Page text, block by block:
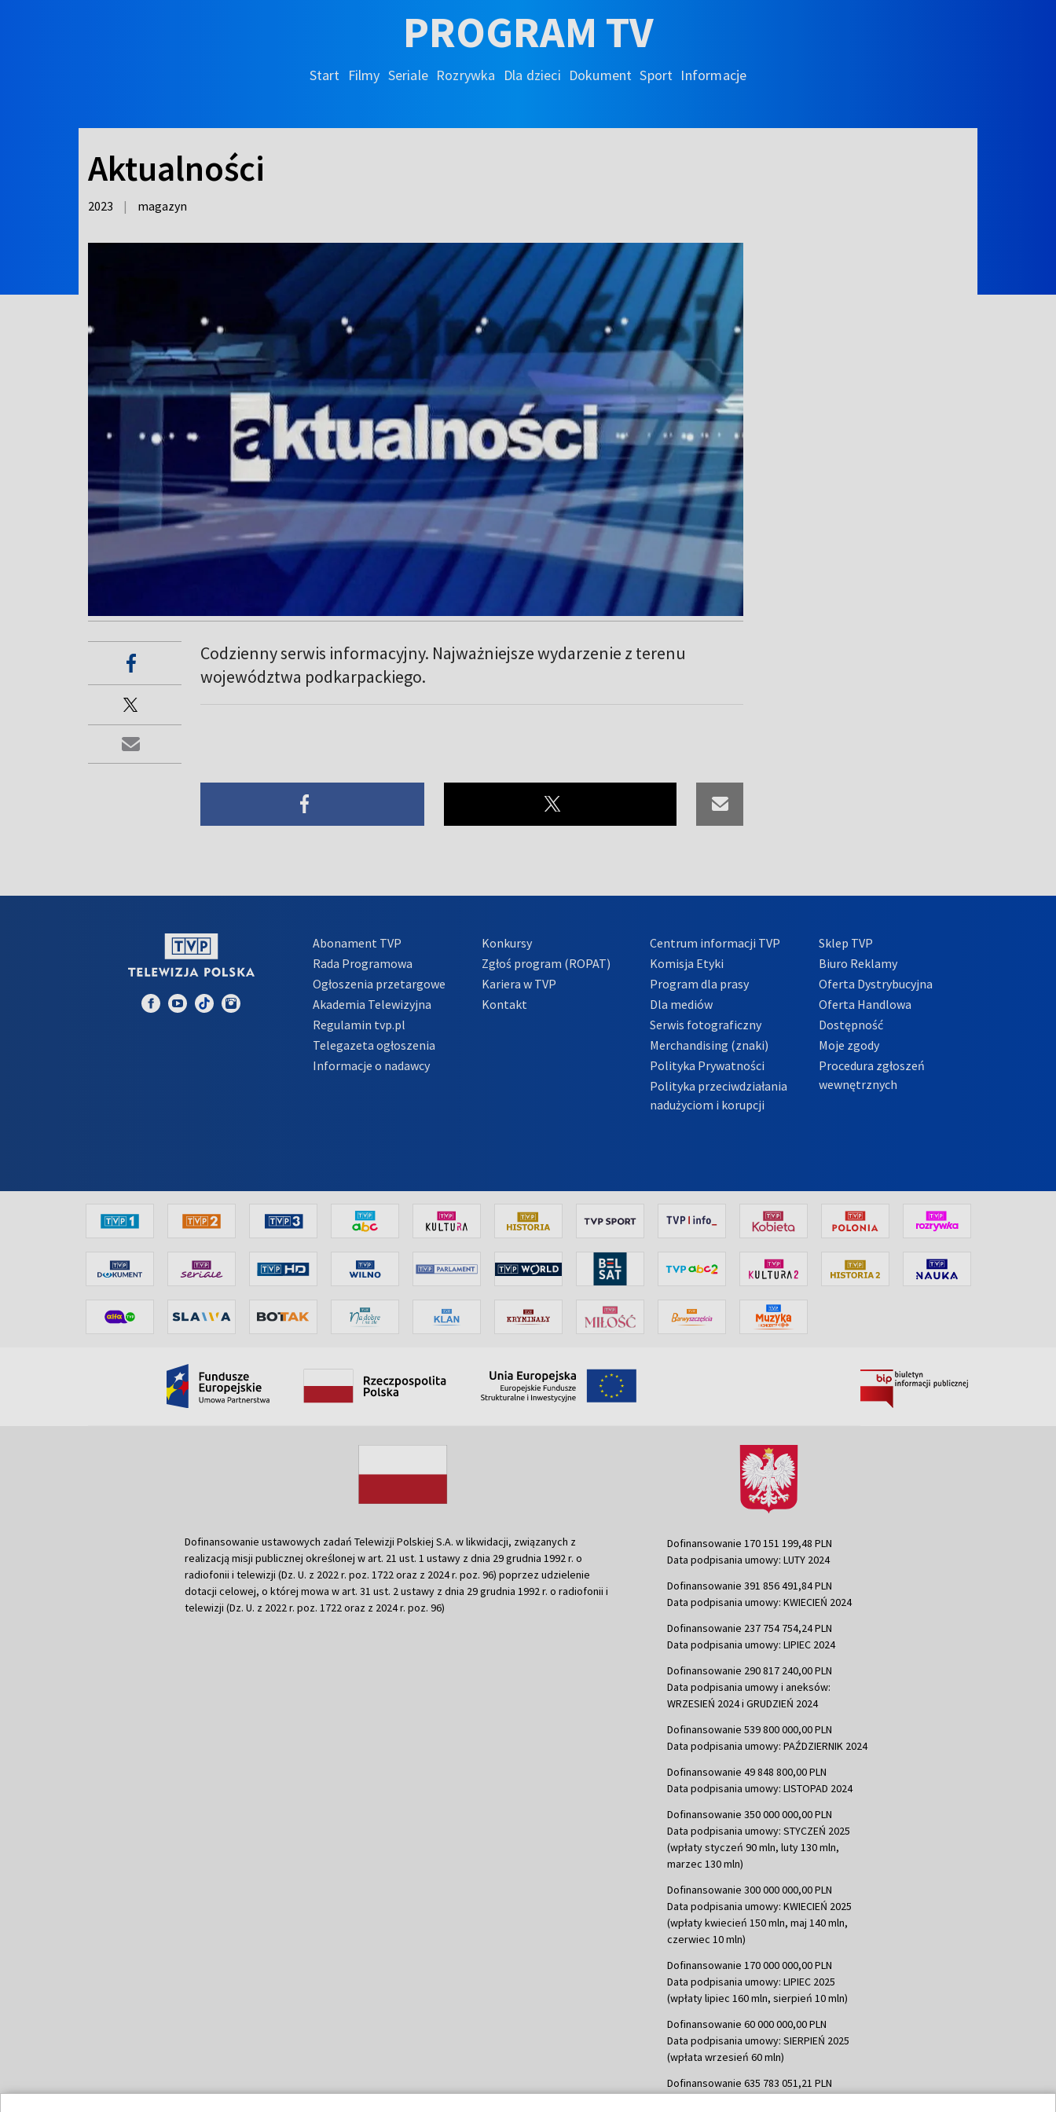
PROGRAM TV
Start Filmy Seriale Rozrywka Dla dzieci Dokument Sport Informacje
Aktualności
2023 | magazyn
Codzienny serwis informacyjny. Najważniejsze wydarzenie z terenu
województwa podkarpackiego.
Abonament TVP
Rada Programowa
Ogłoszenia przetargowe
Akademia Telewizyjna
Regulamin tvp.pl
Telegazeta ogłoszenia
Informacje o nadawcy
Konkursy
Zgłoś program (ROPAT)
Kariera w TVP
Kontakt
Centrum informacji TVP
Komisja Etyki
Program dla prasy
Dla mediów
Serwis fotograficzny
Merchandising (znaki)
Polityka Prywatności
Polityka przeciwdziałania
nadużyciom i korupcji
Sklep TVP
Biuro Reklamy
Oferta Dystrybucyjna
Oferta Handlowa
Dostępność
Moje zgody
Procedura zgłoszeń
wewnętrznych
Dofinansowanie ustawowych zadań Telewizji Polskiej S.A. w likwidacji, związanych z
realizacją misji publicznej określonej w art. 21 ust. 1 ustawy z dnia 29 grudnia 1992 r. o
radiofonii i telewizji (Dz. U. z 2022 r. poz. 1722 oraz z 2024 r. poz. 96) poprzez udzielenie
dotacji celowej, o której mowa w art. 31 ust. 2 ustawy z dnia 29 grudnia 1992 r. o radiofonii i
telewizji (Dz. U. z 2022 r. poz. 1722 oraz z 2024 r. poz. 96)
Dofinansowanie 170 151 199,48 PLN
Data podpisania umowy: LUTY 2024
Dofinansowanie 391 856 491,84 PLN
Data podpisania umowy: KWIECIEŃ 2024
Dofinansowanie 237 754 754,24 PLN
Data podpisania umowy: LIPIEC 2024
Dofinansowanie 290 817 240,00 PLN
Data podpisania umowy i aneksów:
WRZESIEŃ 2024 i GRUDZIEŃ 2024
Dofinansowanie 539 800 000,00 PLN
Data podpisania umowy: PAŹDZIERNIK 2024
Dofinansowanie 49 848 800,00 PLN
Data podpisania umowy: LISTOPAD 2024
Dofinansowanie 350 000 000,00 PLN
Data podpisania umowy: STYCZEŃ 2025
(wpłaty styczeń 90 mln, luty 130 mln,
marzec 130 mln)
Dofinansowanie 300 000 000,00 PLN
Data podpisania umowy: KWIECIEŃ 2025
(wpłaty kwiecień 150 mln, maj 140 mln,
czerwiec 10 mln)
Dofinansowanie 170 000 000,00 PLN
Data podpisania umowy: LIPIEC 2025
(wpłaty lipiec 160 mln, sierpień 10 mln)
Dofinansowanie 60 000 000,00 PLN
Data podpisania umowy: SIERPIEŃ 2025
(wpłata wrzesień 60 mln)
Dofinansowanie 635 783 051,21 PLN